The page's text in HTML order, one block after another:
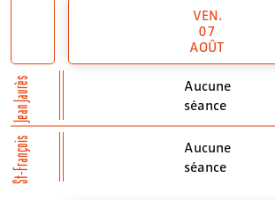
Jean Jaurès
St-François
VEN.
07
AOÛT
Aucune
séance
Aucune
séance